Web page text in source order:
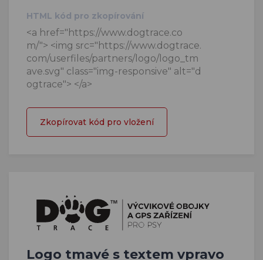
HTML kód pro zkopírování
<a href="https://www.dogtrace.co
m/"> <img src="https://www.dogtrace.
com/userfiles/partners/logo/logo_tm
ave.svg" class="img-responsive" alt="d
ogtrace"> </a>
Zkopírovat kód pro vložení
Logo tmavé s textem vpravo